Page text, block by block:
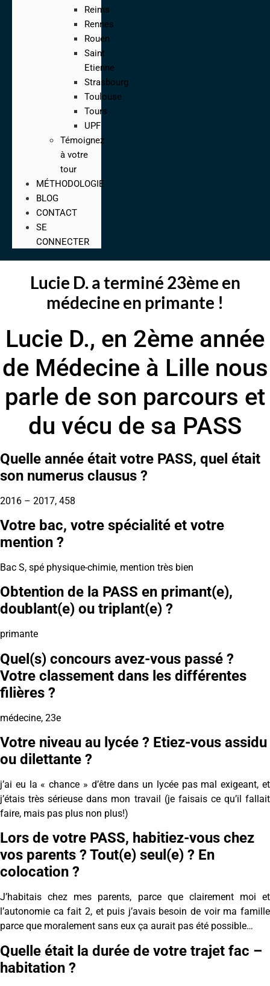
Reims
Rennes
Rouen
Saint
Etienne
Strasbourg
Toulouse
Tours
UPF
Témoignez
à votre
tour
MÉTHODOLOGIE
BLOG
CONTACT
SE
CONNECTER
Lucie D. a terminé 23ème en
médecine en primante !
Lucie D., en 2ème année
de Médecine à Lille nous
parle de son parcours et
du vécu de sa PASS
Quelle année était votre PASS, quel était
son numerus clausus ?
2016 – 2017, 458
Votre bac, votre spécialité et votre
mention ?
Bac S, spé physique-chimie, mention très bien
Obtention de la PASS en primant(e),
doublant(e) ou triplant(e) ?
primante
Quel(s) concours avez-vous passé ?
Votre classement dans les différentes
filières ?
médecine, 23e
Votre niveau au lycée ? Etiez-vous assidu
ou dilettante ?
j’ai eu la « chance » d’être dans un lycée pas mal exigeant, et
j’étais très sérieuse dans mon travail (je faisais ce qu’il fallait
faire, mais pas plus non plus!)
Lors de votre PASS, habitiez-vous chez
vos parents ? Tout(e) seul(e) ? En
colocation ?
J’habitais chez mes parents, parce que clairement moi et
l’autonomie ca fait 2, et puis j’avais besoin de voir ma famille
parce que moralement sans eux ça aurait pas été possible…
Quelle était la durée de votre trajet fac –
habitation ?